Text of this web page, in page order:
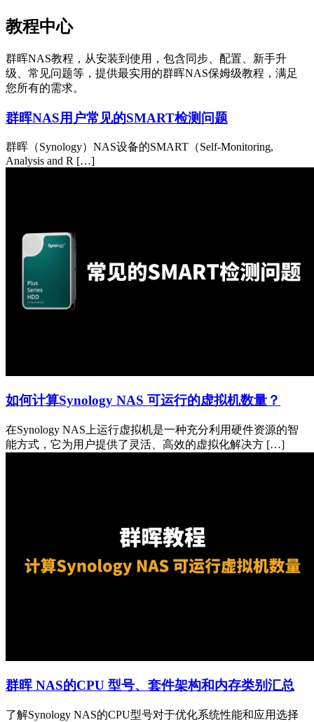
教程中心
群晖NAS教程，从安装到使用，包含同步、配置、新手升
级、常见问题等，提供最实用的群晖NAS保姆级教程，满足
您所有的需求。
群晖NAS用户常见的SMART检测问题
群晖（Synology）NAS设备的SMART（Self-Monitoring,
Analysis and R […]
如何计算Synology NAS 可运行的虚拟机数量？
在Synology NAS上运行虚拟机是一种充分利用硬件资源的智
能方式，它为用户提供了灵活、高效的虚拟化解决方 […]
群晖 NAS的CPU 型号、套件架构和内存类别汇总
了解Synology NAS的CPU型号对于优化系统性能和应用选择